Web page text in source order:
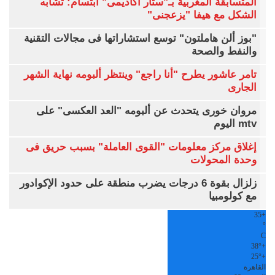
الشكل مع هيفا "يزعجنى"
"بوز ألن هاملتون" توسع استشاراتها فى مجالات التقنية
والنفط والصحة
تامر عاشور يطرح "أنا راجع" وينتظر ألبومه نهاية الشهر
الجارى
مروان خورى يتحدث عن ألبومه "العد العكسى" على
mtv اليوم
إغلاق مركز معلومات "القوى العاملة" بسبب حريق فى
وحدة المحولات
زلزال بقوة 6 درجات يضرب منطقة على حدود الإكوادور
مع كولومبيا
+
35
°
C
+
38°
+
25°
القاهرة